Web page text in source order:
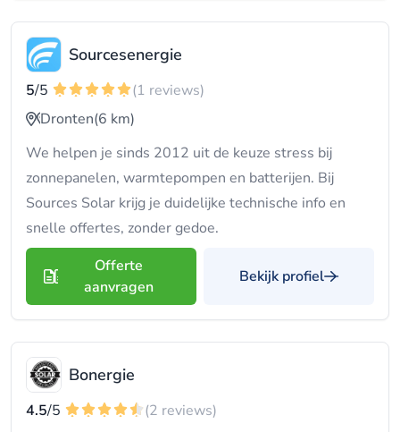
Sourcesenergie
5/5
(1 reviews)
Dronten(6 km)
We helpen je sinds 2012 uit de keuze stress bij
zonnepanelen, warmtepompen en batterijen. Bij
Sources Solar krijg je duidelijke technische info en
snelle offertes, zonder gedoe.
Offerte
aanvragen
Bekijk profiel
Bonergie
4.5/5
(2 reviews)